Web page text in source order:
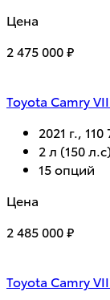
Цена
2 475 000 ₽
Toyota Camry
2021 г.,
2 л (150
15 опций
Цена
2 485 000 ₽
Toyota Camry